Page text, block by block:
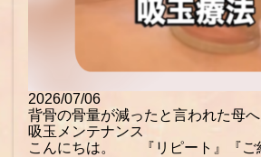
2026/07/06
背骨の骨量が減ったと言われた母
吸玉メンテナンス
こんにちは。 『リピート』『ご